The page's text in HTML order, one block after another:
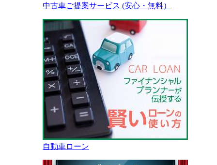
中古車ご提案サービス (安心・無料）
自動車ローン